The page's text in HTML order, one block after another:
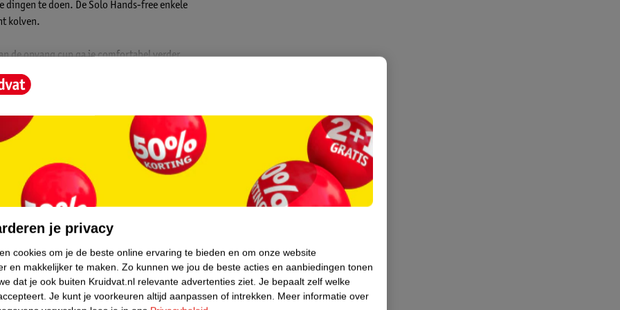
te doen. De Solo Hands-free enkele
kolven.
de opvang cup ga je comfortabel verder
samendrukken van de
borstkolf ook maximaal gebruiksgemak
kunt plaatsen en je melk kunt zien
automatisch te registreren.
overal te kolven. Dankzij de compacte kolf
om te multitasken.
de melkstroom te maximaliseren. De
gladde oppervlak en de rand, die wijd
slechts 76 gram en sluit perfect aan
in je beha te dragen.
je privacy
cookies om je de beste online ervaring te bieden en om onze website
en makkelijker te maken. Zo kunnen we jou de beste acties en aanbiedingen tonen
dat je ook buiten Kruidvat.nl relevante advertenties ziet. Je bepaalt zelf welke
Je kunt je voorkeuren altijd aanpassen of intrekken. Meer informatie over